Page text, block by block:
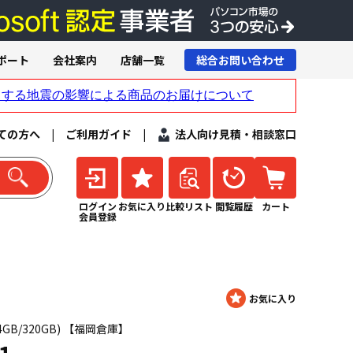
の方へ | ご利用ガイド | 法人向け見積・相談窓口
ログイン
会員登録
お気に入り 比較リスト 閲覧履歴 カート
ート 会社案内 店舗一覧 総合お問い合わせ
320GB) 【福岡倉庫】